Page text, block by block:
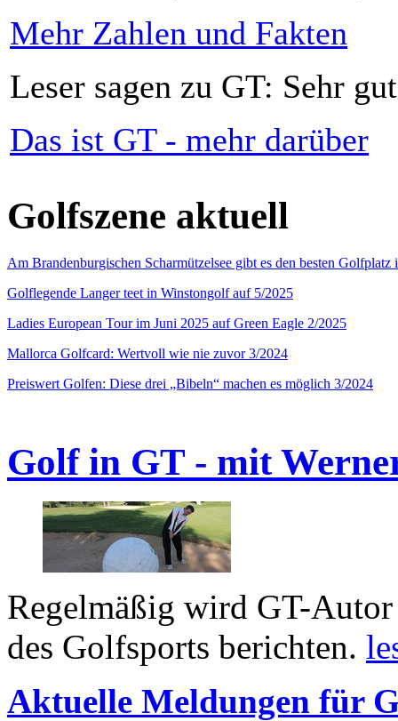
Mehr Zahlen und Fakten
Leser sagen zu GT: Sehr
Das ist GT - mehr darüber
Golfszene aktuell
Am Brandenburgischen Scharmützelsee gibt es den besten
Golflegende Langer teet in Winstongolf auf 5/2025
Ladies European Tour im Juni 2025 auf Green Eagle 2/2025
Mallorca Golfcard: Wertvoll wie nie zuvor 3/2024
Preiswert Golfen: Diese drei „Bibeln“ machen es möglich 3/2024
Golf in GT - mit
Regelmäßig wird GT-
des Golfsports berichten.
Aktuelle Meldungen für